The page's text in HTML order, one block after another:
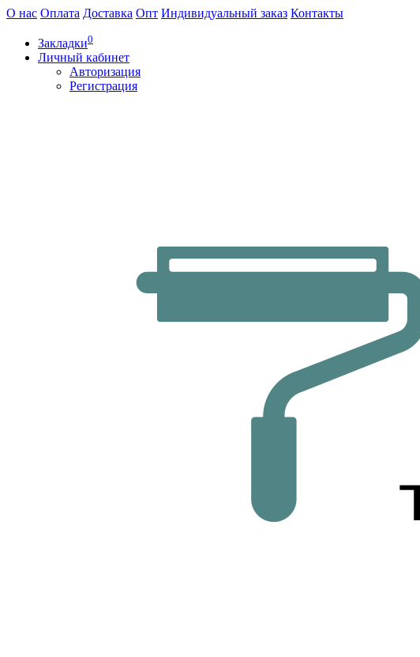
О нас Оплата Доставка Опт Индивидуальный заказ Контакты
Закладки0
Личный кабинет
Авторизация
Регистрация